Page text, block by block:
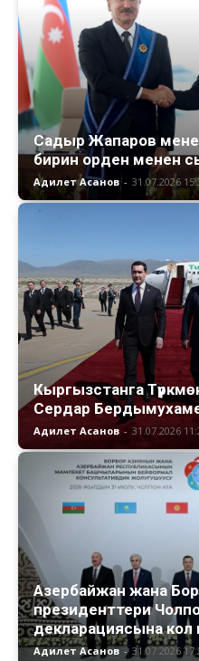
Садыр Жапаров
бирин орден менен
Адилет Асанов - 31.07.2026
Кыргызстанга
Сердар
Адилет Асанов - 31.07.2026
Азербайжан жана
президенттери
декларациясына
Адилет Асанов - 31.07.2026